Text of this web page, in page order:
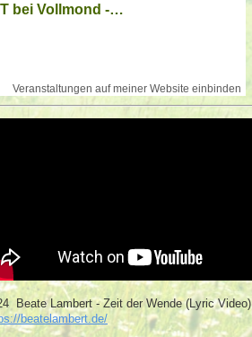
bei Vollmond -…
Veranstaltungen auf meiner Website einbinden
Beate Lambert - Zeit der Wende (Lyric Video)
beatelambert.de/